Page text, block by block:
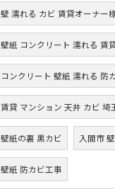
壁 濡れる カビ 賃貸オーナー
壁紙 コンクリート 濡れる 賃
コンクリート 壁紙 濡れる 防
賃貸 マンション 天井 カビ 埼
壁紙の裏 黒カビ 入間市
壁紙 防カビ工事